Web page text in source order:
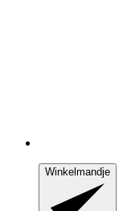
Winkelmandje